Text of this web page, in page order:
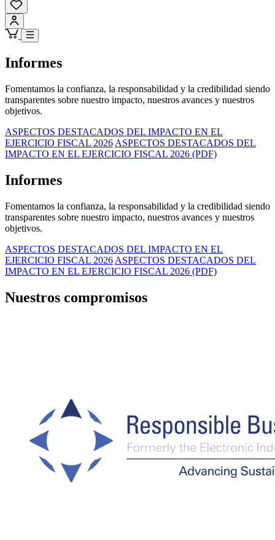
Informes
Fomentamos la confianza, la responsabilidad y la credibilidad siendo
transparentes sobre nuestro impacto, nuestros avances y nuestros
objetivos.
ASPECTOS DESTACADOS DEL IMPACTO EN EL
EJERCICIO FISCAL 2026 ASPECTOS DESTACADOS DEL
IMPACTO EN EL EJERCICIO FISCAL 2026 (PDF)
Informes
Fomentamos la confianza, la responsabilidad y la credibilidad siendo
transparentes sobre nuestro impacto, nuestros avances y nuestros
objetivos.
ASPECTOS DESTACADOS DEL IMPACTO EN EL
EJERCICIO FISCAL 2026 ASPECTOS DESTACADOS DEL
IMPACTO EN EL EJERCICIO FISCAL 2026 (PDF)
Nuestros compromisos